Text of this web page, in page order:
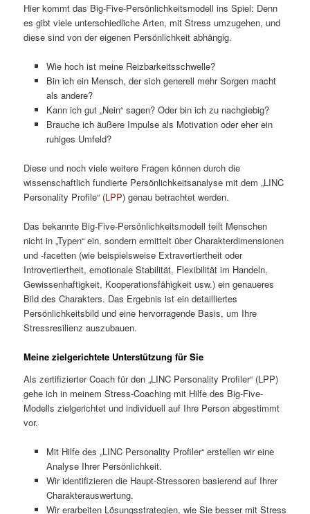
Hier kommt das Big-Five-Persönlichkeitsmodell ins Spiel: Denn
es gibt viele unterschiedliche Arten, mit Stress umzugehen, und
diese sind von der eigenen Persönlichkeit abhängig.
Wie hoch ist meine Reizbarkeitsschwelle?
Bin ich ein Mensch, der sich generell mehr Sorgen macht
als andere?
Kann ich gut „Nein“ sagen? Oder bin ich zu nachgiebig?
Brauche ich äußere Impulse als Motivation oder eher ein
ruhiges Umfeld?
Diese und noch viele weitere Fragen können durch die
wissenschaftlich fundierte Persönlichkeitsanalyse mit dem „LINC
Personality Profile“ (LPP) genau betrachtet werden.
Das bekannte Big-Five-Persönlichkeitsmodell teilt Menschen
nicht in „Typen“ ein, sondern ermittelt über Charakterdimensionen
und -facetten (wie beispielsweise Extravertiertheit oder
Introvertiertheit, emotionale Stabilität, Flexibilität im Handeln,
Gewissenhaftigkeit, Kooperationsfähigkeit usw.) ein genaueres
Bild des Charakters. Das Ergebnis ist ein detailliertes
Persönlichkeitsbild und eine hervorragende Basis, um Ihre
Stressresilienz auszubauen.
Meine zielgerichtete Unterstützung für Sie
Als zertifizierter Coach für den „LINC Personality Profiler“ (LPP)
gehe ich in meinem Stress-Coaching mit Hilfe des Big-Five-
Modells zielgerichtet und individuell auf Ihre Person abgestimmt
vor.
Mit Hilfe des „LINC Personality Profiler“ erstellen wir eine
Analyse Ihrer Persönlichkeit.
Wir identifizieren die Haupt-Stressoren basierend auf Ihrer
Charakterauswertung.
Wir erarbeiten Lösungsstrategien, wie Sie besser mit Stress